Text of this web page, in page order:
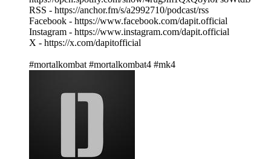
RSS - https://anchor.fm/s/a2992710/podcast/rss
Facebook - https://www.facebook.com/dapit.official
Instagram - https://www.instagram.com/dapit.official
X - https://x.com/dapitofficial
#mortalkombat #mortalkombat4 #mk4